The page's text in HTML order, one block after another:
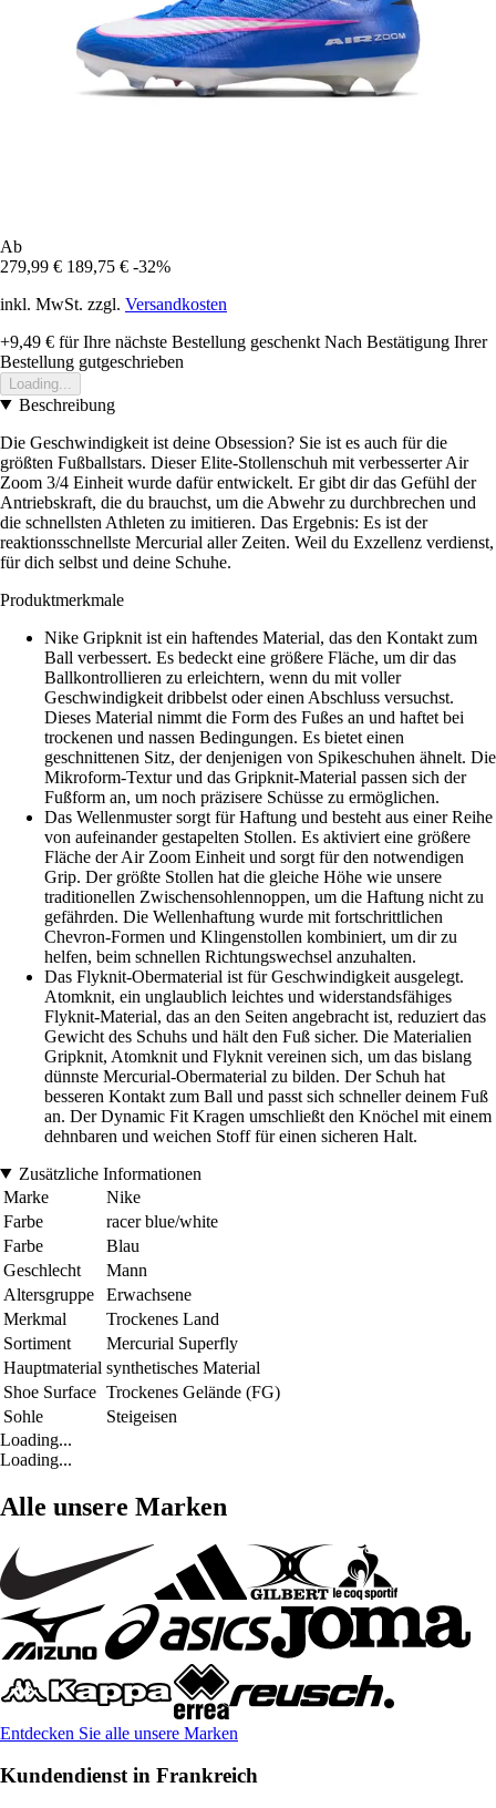
Ab
279,99 € 189,75 € -32%
inkl. MwSt. zzgl. Versandkosten
+9,49 € für Ihre nächste Bestellung geschenkt Nach Bestätigung Ihrer
Bestellung gutgeschrieben
Loading...
Beschreibung
Die Geschwindigkeit ist deine Obsession? Sie ist es auch für die
größten Fußballstars. Dieser Elite-Stollenschuh mit verbesserter Air
Zoom 3/4 Einheit wurde dafür entwickelt. Er gibt dir das Gefühl der
Antriebskraft, die du brauchst, um die Abwehr zu durchbrechen und
die schnellsten Athleten zu imitieren. Das Ergebnis: Es ist der
reaktionsschnellste Mercurial aller Zeiten. Weil du Exzellenz verdienst,
für dich selbst und deine Schuhe.
Produktmerkmale
Nike Gripknit ist ein haftendes Material, das den Kontakt zum
Ball verbessert. Es bedeckt eine größere Fläche, um dir das
Ballkontrollieren zu erleichtern, wenn du mit voller
Geschwindigkeit dribbelst oder einen Abschluss versuchst.
Dieses Material nimmt die Form des Fußes an und haftet bei
trockenen und nassen Bedingungen. Es bietet einen
geschnittenen Sitz, der denjenigen von Spikeschuhen ähnelt. Die
Mikroform-Textur und das Gripknit-Material passen sich der
Fußform an, um noch präzisere Schüsse zu ermöglichen.
Das Wellenmuster sorgt für Haftung und besteht aus einer Reihe
von aufeinander gestapelten Stollen. Es aktiviert eine größere
Fläche der Air Zoom Einheit und sorgt für den notwendigen
Grip. Der größte Stollen hat die gleiche Höhe wie unsere
traditionellen Zwischensohlennoppen, um die Haftung nicht zu
gefährden. Die Wellenhaftung wurde mit fortschrittlichen
Chevron-Formen und Klingenstollen kombiniert, um dir zu
helfen, beim schnellen Richtungswechsel anzuhalten.
Das Flyknit-Obermaterial ist für Geschwindigkeit ausgelegt.
Atomknit, ein unglaublich leichtes und widerstandsfähiges
Flyknit-Material, das an den Seiten angebracht ist, reduziert das
Gewicht des Schuhs und hält den Fuß sicher. Die Materialien
Gripknit, Atomknit und Flyknit vereinen sich, um das bislang
dünnste Mercurial-Obermaterial zu bilden. Der Schuh hat
besseren Kontakt zum Ball und passt sich schneller deinem Fuß
an. Der Dynamic Fit Kragen umschließt den Knöchel mit einem
dehnbaren und weichen Stoff für einen sicheren Halt.
Zusätzliche Informationen
Marke
Nike
Farbe
racer blue/white
Farbe
Blau
Geschlecht
Mann
Altersgruppe
Erwachsene
Merkmal
Trockenes Land
Sortiment
Mercurial Superfly
Hauptmaterial synthetisches Material
Shoe Surface Trockenes Gelände (FG)
Sohle
Steigeisen
Loading...
Loading...
Alle unsere Marken
Entdecken Sie alle unsere Marken
Kundendienst in Frankreich